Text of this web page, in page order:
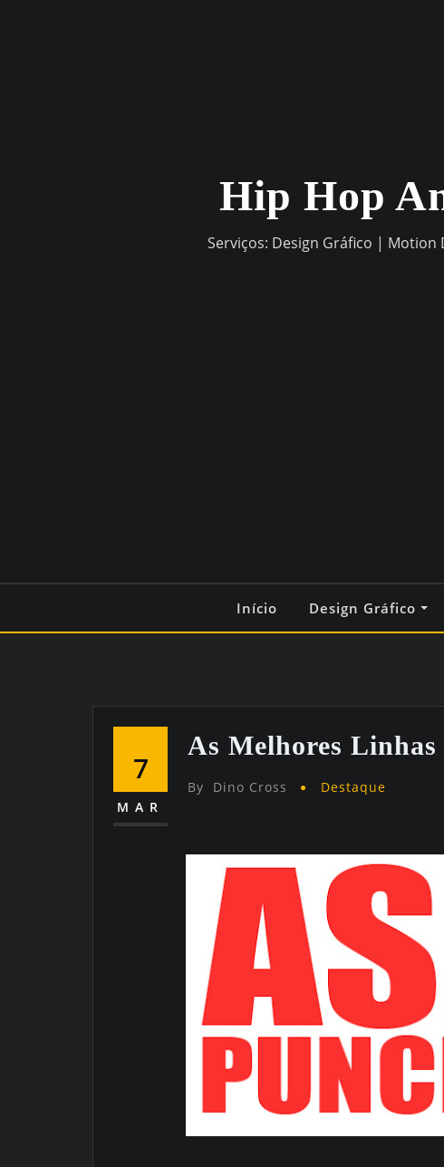
Hip Hop
Serviços: Design Gráfico |
Início Design Gráfico
7
MAR
As Melhores Linhas
By Dino Cross Destaque